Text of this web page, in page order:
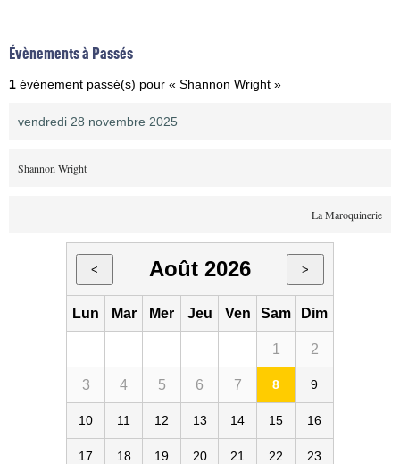
Évènements à Passés
1 événement passé(s) pour « Shannon Wright »
vendredi 28 novembre 2025
Shannon Wright
La Maroquinerie
< Août 2026 >
Lun Mar Mer Jeu Ven Sam Dim
1 2
3 4 5 6 7 8 9
10 11 12 13 14 15 16
17 18 19 20 21 22 23